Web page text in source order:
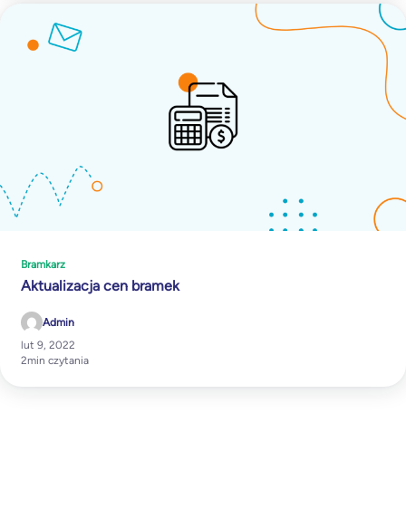
Bramkarz
Aktualizacja cen bramek
Admin
lut 9, 2022
2min czytania